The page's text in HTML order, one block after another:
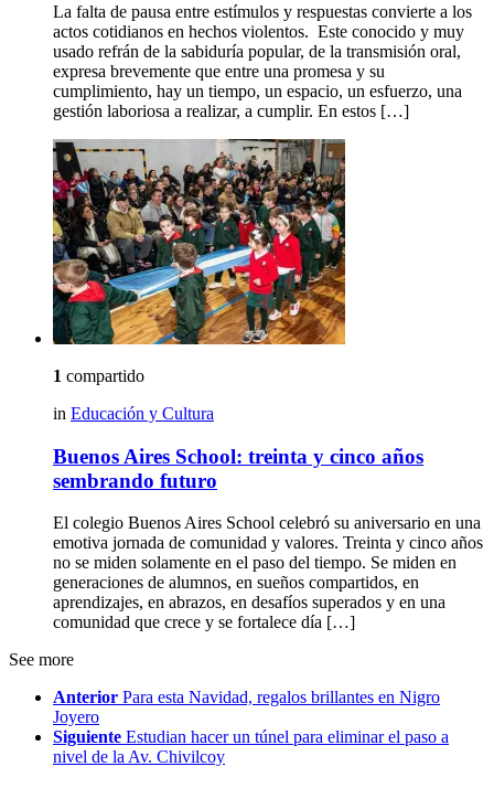
La falta de pausa entre estímulos y respuestas convierte a los
actos cotidianos en hechos violentos. Este conocido y muy
usado refrán de la sabiduría popular, de la transmisión oral,
expresa brevemente que entre una promesa y su
cumplimiento, hay un tiempo, un espacio, un esfuerzo, una
gestión laboriosa a realizar, a cumplir. En estos […]
1 compartido
in Educación y Cultura
Buenos Aires School: treinta y cinco años
sembrando futuro
El colegio Buenos Aires School celebró su aniversario en una
emotiva jornada de comunidad y valores. Treinta y cinco años
no se miden solamente en el paso del tiempo. Se miden en
generaciones de alumnos, en sueños compartidos, en
aprendizajes, en abrazos, en desafíos superados y en una
comunidad que crece y se fortalece día […]
See more
Anterior Para esta Navidad, regalos brillantes en Nigro
Joyero
Siguiente Estudian hacer un túnel para eliminar el paso a
nivel de la Av. Chivilcoy